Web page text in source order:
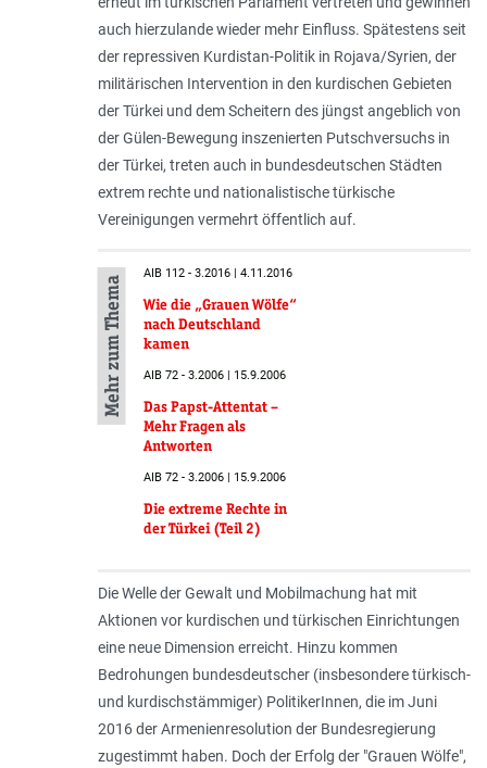
auch hierzulande wieder mehr Einfluss. Spätestens seit
der repressiven Kurdistan-Politik in Rojava/Syrien, der
militärischen Intervention in den kurdischen Gebieten
der Türkei und dem Scheitern des jüngst angeblich von
der Gülen-Bewegung inszenierten Putschversuchs in
der Türkei, treten auch in bundesdeutschen Städten
extrem rechte und nationalistische türkische
Vereinigungen vermehrt öffentlich auf.
Mehr zum Thema
AIB 112 - 3.2016 | 4.11.2016
Wie die „Grauen Wölfe“
nach Deutschland
kamen
AIB 72 - 3.2006 | 15.9.2006
Das Papst-Attentat –
Mehr Fragen als
Antworten
AIB 72 - 3.2006 | 15.9.2006
Die extreme Rechte in
der Türkei (Teil 2)
Die Welle der Gewalt und Mobilmachung hat mit
Aktionen vor kurdischen und türkischen Einrichtungen
eine neue Dimension erreicht. Hinzu kommen
Bedrohungen bundesdeutscher (insbesondere türkisch-
und kurdischstämmiger) PolitikerInnen, die im Juni
2016 der Armenienresolution der Bundesregierung
zugestimmt haben. Doch der Erfolg der "Grauen Wölfe",